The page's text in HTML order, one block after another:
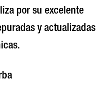
por su excelente
y actualizadas